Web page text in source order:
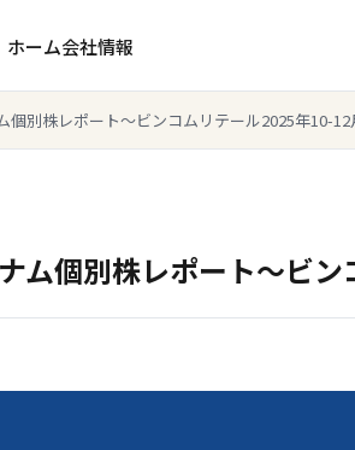
ホーム会社情報
個別株レポート～ビンコムリテール2025年10-12
ム個別株レポート～ビ